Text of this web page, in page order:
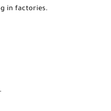
in factories.